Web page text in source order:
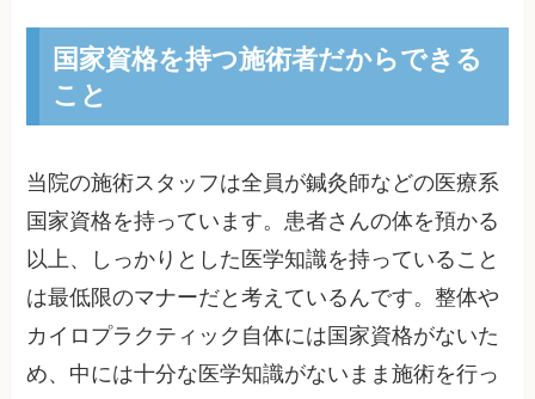
国家資格を持つ施術者だからできる
こと
当院の施術スタッフは全員が鍼灸師などの医療系
国家資格を持っています。患者さんの体を預かる
以上、しっかりとした医学知識を持っていること
は最低限のマナーだと考えているんです。整体や
カイロプラクティック自体には国家資格がないた
め、中には十分な医学知識がないまま施術を行っ